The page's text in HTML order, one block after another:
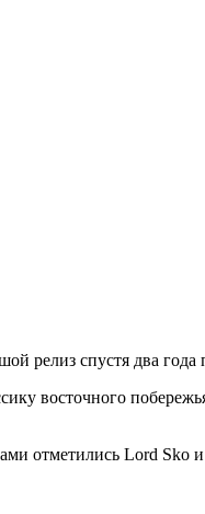
релиз спустя два
восточного
отметились Lord Sko и